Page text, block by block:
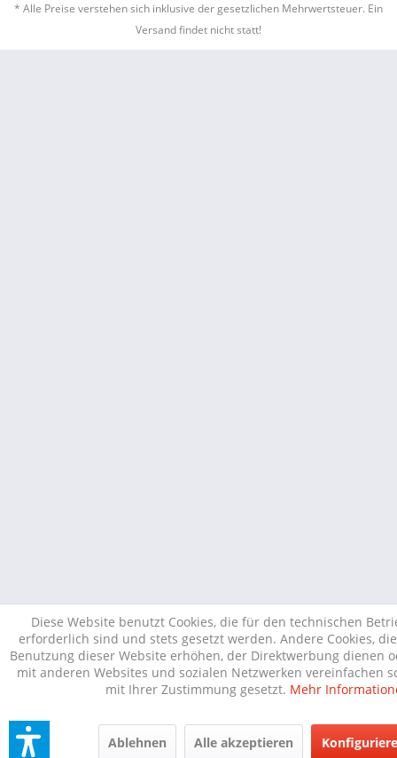
* Alle Preise verstehen sich inklusive der gesetzlichen Mehrwertsteuer. Ein
Versand findet nicht statt!
Diese Website benutzt Cookies, die für den technischen
erforderlich sind und stets gesetzt werden. Andere Cookies,
Benutzung dieser Website erhöhen, der Direktwerbung dienen
mit anderen Websites und sozialen Netzwerken vereinfachen
mit Ihrer Zustimmung gesetzt. Mehr
Ablehnen Alle akzeptieren